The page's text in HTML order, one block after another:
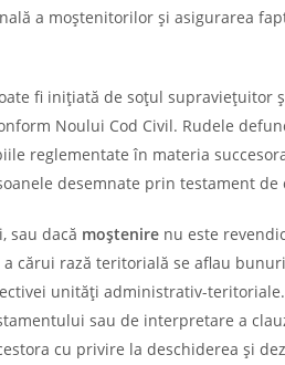
a moștenitorilor și asigurarea
fi inițiată de soțul supraviețuitor
Noului Cod Civil. Rudele
reglementate în materia
desemnate prin testament de
sau dacă moștenire nu este
cărui rază teritorială se aflau
unități administrativ-
sau de interpretare a
cu privire la deschiderea și